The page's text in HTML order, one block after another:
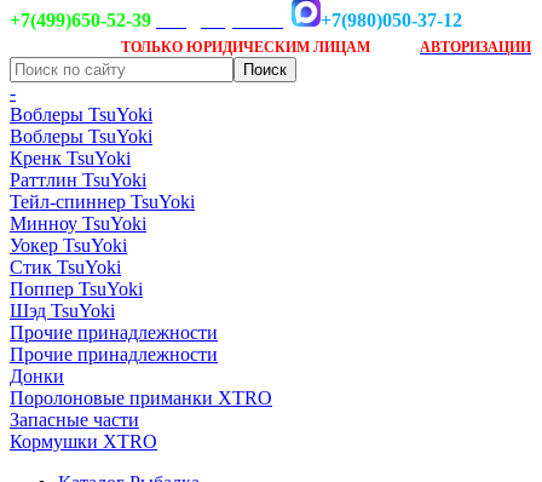
+7(499)650-52-39
+7(980)050-37-12
ТОЛЬКО ЮРИДИЧЕСКИМ ЛИЦАМ АВТОРИЗАЦИИ
-
Воблеры TsuYoki
Воблеры TsuYoki
Кренк TsuYoki
Раттлин TsuYoki
Тейл-спиннер TsuYoki
Минноу TsuYoki
Уокер TsuYoki
Стик TsuYoki
Поппер TsuYoki
Шэд TsuYoki
Прочие принадлежности
Прочие принадлежности
Донки
Поролоновые приманки XTRO
Запасные части
Кормушки XTRO